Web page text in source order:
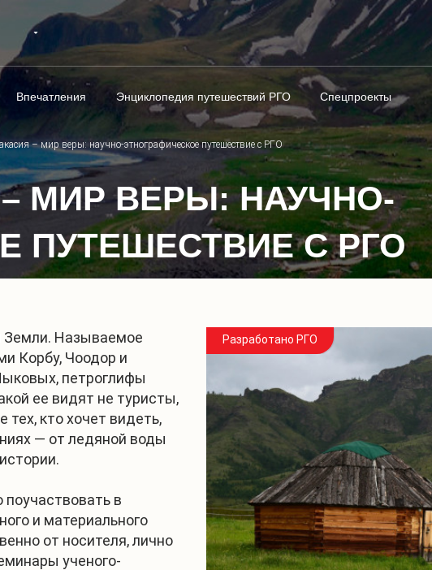
Впечатления Энциклопедия путешествий РГО Спецпроекты
– мир веры: научно-этнографическое путешествие с РГО
МИР ВЕРЫ: НАУЧНО-
ПУТЕШЕСТВИЕ С РГО
Разработано РГО
Земли. Называемое
Корбу, Чоодор и
петроглифы
ее видят не туристы,
кто хочет видеть,
— от ледяной воды
в
и материального
от носителя, лично
ученого-